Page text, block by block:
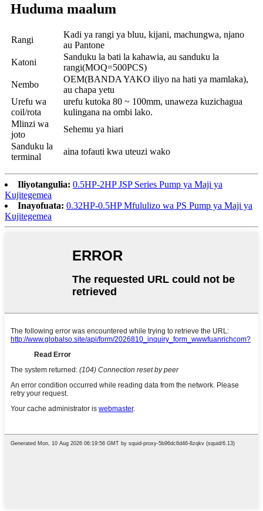
Huduma maalum
Rangi
Kadi ya rangi ya bluu, kijani, machungwa, njano
au Pantone
Katoni
Sanduku la bati la kahawia, au sanduku la
rangi(MOQ=500PCS)
Nembo
OEM(BANDA YAKO iliyo na hati ya mamlaka),
au chapa yetu
Urefu wa
coil/rota
urefu kutoka 80 ~ 100mm, unaweza kuzichagua
kulingana na ombi lako.
Mlinzi wa
joto
Sehemu ya hiari
Sanduku la
terminal
aina tofauti kwa uteuzi wako
Iliyotangulia: 0.5HP-2HP JSP Series Pump ya Maji ya
Kujitegemea
Inayofuata: 0.32HP-0.5HP Mfululizo wa PS Pump ya Maji ya
Kujitegemea